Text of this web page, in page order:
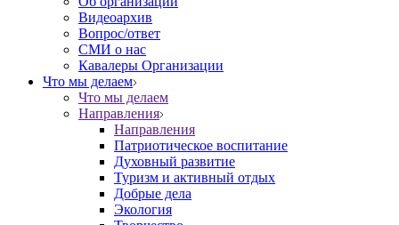
Видеоархив
Вопрос/ответ
СМИ о нас
Кавалеры Организации
Что мы делаем
Что мы делаем
Направления
Направления
Патриотическое воспитание
Духовный развитие
Туризм и активный отдых
Добрые дела
Экология